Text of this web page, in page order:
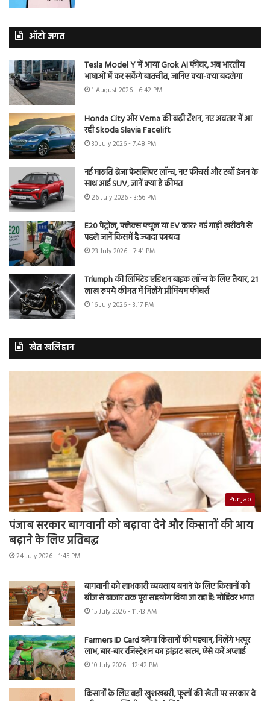
ऑटो जगत
Tesla Model Y में आया Grok AI फीचर, अब भारतीय
भाषाओं में कर सकेंगे बातचीत, जानिए क्या-क्या बदलेगा
1 August 2026 - 6:42 PM
Honda City और Verna की बढ़ी टेंशन, नए अवतार में आ
रही Skoda Slavia Facelift
30 July 2026 - 7:48 PM
नई मारुति ब्रेजा फेसलिफ्ट लॉन्च, नए फीचर्स और टर्बो इंजन के
साथ आई SUV, जानें क्या है कीमत
26 July 2026 - 3:56 PM
E20 पेट्रोल, फ्लेक्स फ्यूल या EV कार? नई गाड़ी खरीदने से
पहले जानें किसमें है ज्यादा फायदा
23 July 2026 - 7:41 PM
Triumph की लिमिटेड एडिशन बाइक लॉन्च के लिए तैयार, 21
लाख रुपये कीमत में मिलेंगे प्रीमियम फीचर्स
16 July 2026 - 3:17 PM
खेत खलिहान
Punjab
पंजाब सरकार बागवानी को बढ़ावा देने और किसानों की आय
बढ़ाने के लिए प्रतिबद्ध
24 July 2026 - 1:45 PM
बागवानी को लाभकारी व्यवसाय बनाने के लिए किसानों को
बीज से बाजार तक पूरा सहयोग दिया जा रहा है: मोहिंदर भगत
15 July 2026 - 11:43 AM
Farmers ID Card बनेगा किसानों की पहचान, मिलेंगे भरपूर
लाभ, बार-बार रजिस्ट्रेशन का झंझट खत्म, ऐसे करें अप्लाई
10 July 2026 - 12:42 PM
किसानों के लिए बड़ी खुशखबरी, फूलों की खेती पर सरकार दे